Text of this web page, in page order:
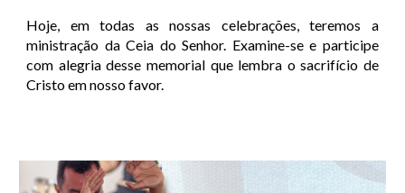
Hoje, em todas as nossas celebrações, teremos a
ministração da Ceia do Senhor. Examine-se e participe
com alegria desse memorial que lembra o sacrifício de
Cristo em nosso favor.